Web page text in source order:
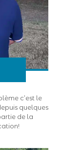
c’est le
quelques
de la